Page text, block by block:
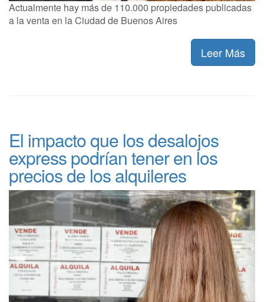
Actualmente hay más de 110.000 propiedades publicadas
a la venta en la Ciudad de Buenos Aires
Leer Más
El impacto que los desalojos
express podrían tener en los
precios de los alquileres